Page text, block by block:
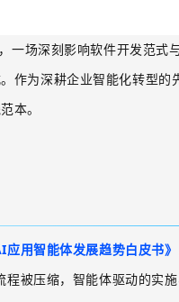
一场深刻影响软件开发范式
作为深耕企业智能化转型
本。
应用智能体发展趋势白皮书》
程被压缩，智能体驱动的实